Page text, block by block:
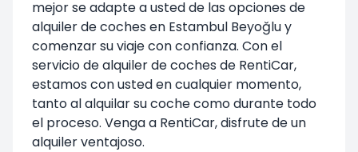
mejor se adapte a usted de las opciones de
alquiler de coches en Estambul Beyoğlu y
comenzar su viaje con confianza. Con el
servicio de alquiler de coches de RentiCar,
estamos con usted en cualquier momento,
tanto al alquilar su coche como durante todo
el proceso. Venga a RentiCar, disfrute de un
alquiler ventajoso.